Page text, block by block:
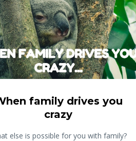
family drives you
crazy
else is possible for you with family?